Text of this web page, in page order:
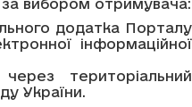
вибором отримувача:
додатка Порталу
інформаційної
територіальний
України.